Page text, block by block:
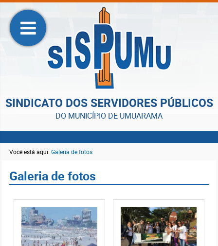
SINDICATO DOS SERVIDORES PÚBLICOS
DO MUNICÍPIO DE UMUARAMA
Você está aqui: Galeria de fotos
Galeria de fotos